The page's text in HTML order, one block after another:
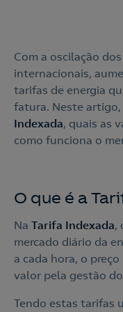
Com a oscilação
internacionais,
tarifas de energia
fatura. Neste artigo,
Indexada, quais as
como funciona o
O que é a
Na Tarifa Indexada,
mercado diário da
a cada hora, o
valor pela gestão
Tendo estas tarifas